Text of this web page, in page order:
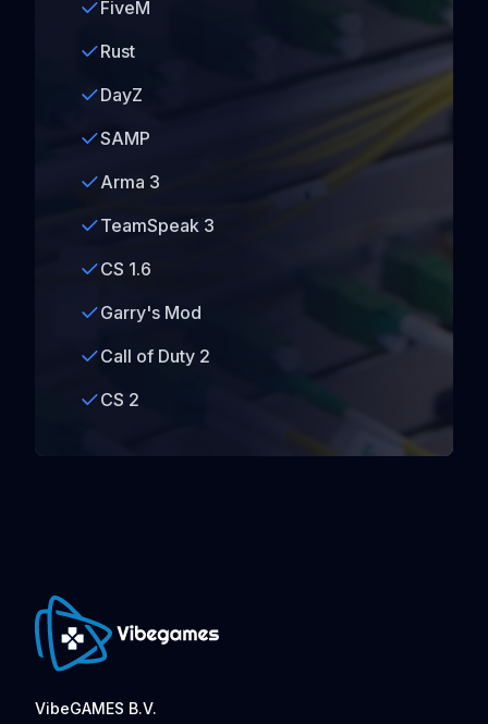
FiveM
Rust
DayZ
SAMP
Arma 3
TeamSpeak 3
CS 1.6
Garry's Mod
Call of Duty 2
CS 2
VibeGAMES B.V.